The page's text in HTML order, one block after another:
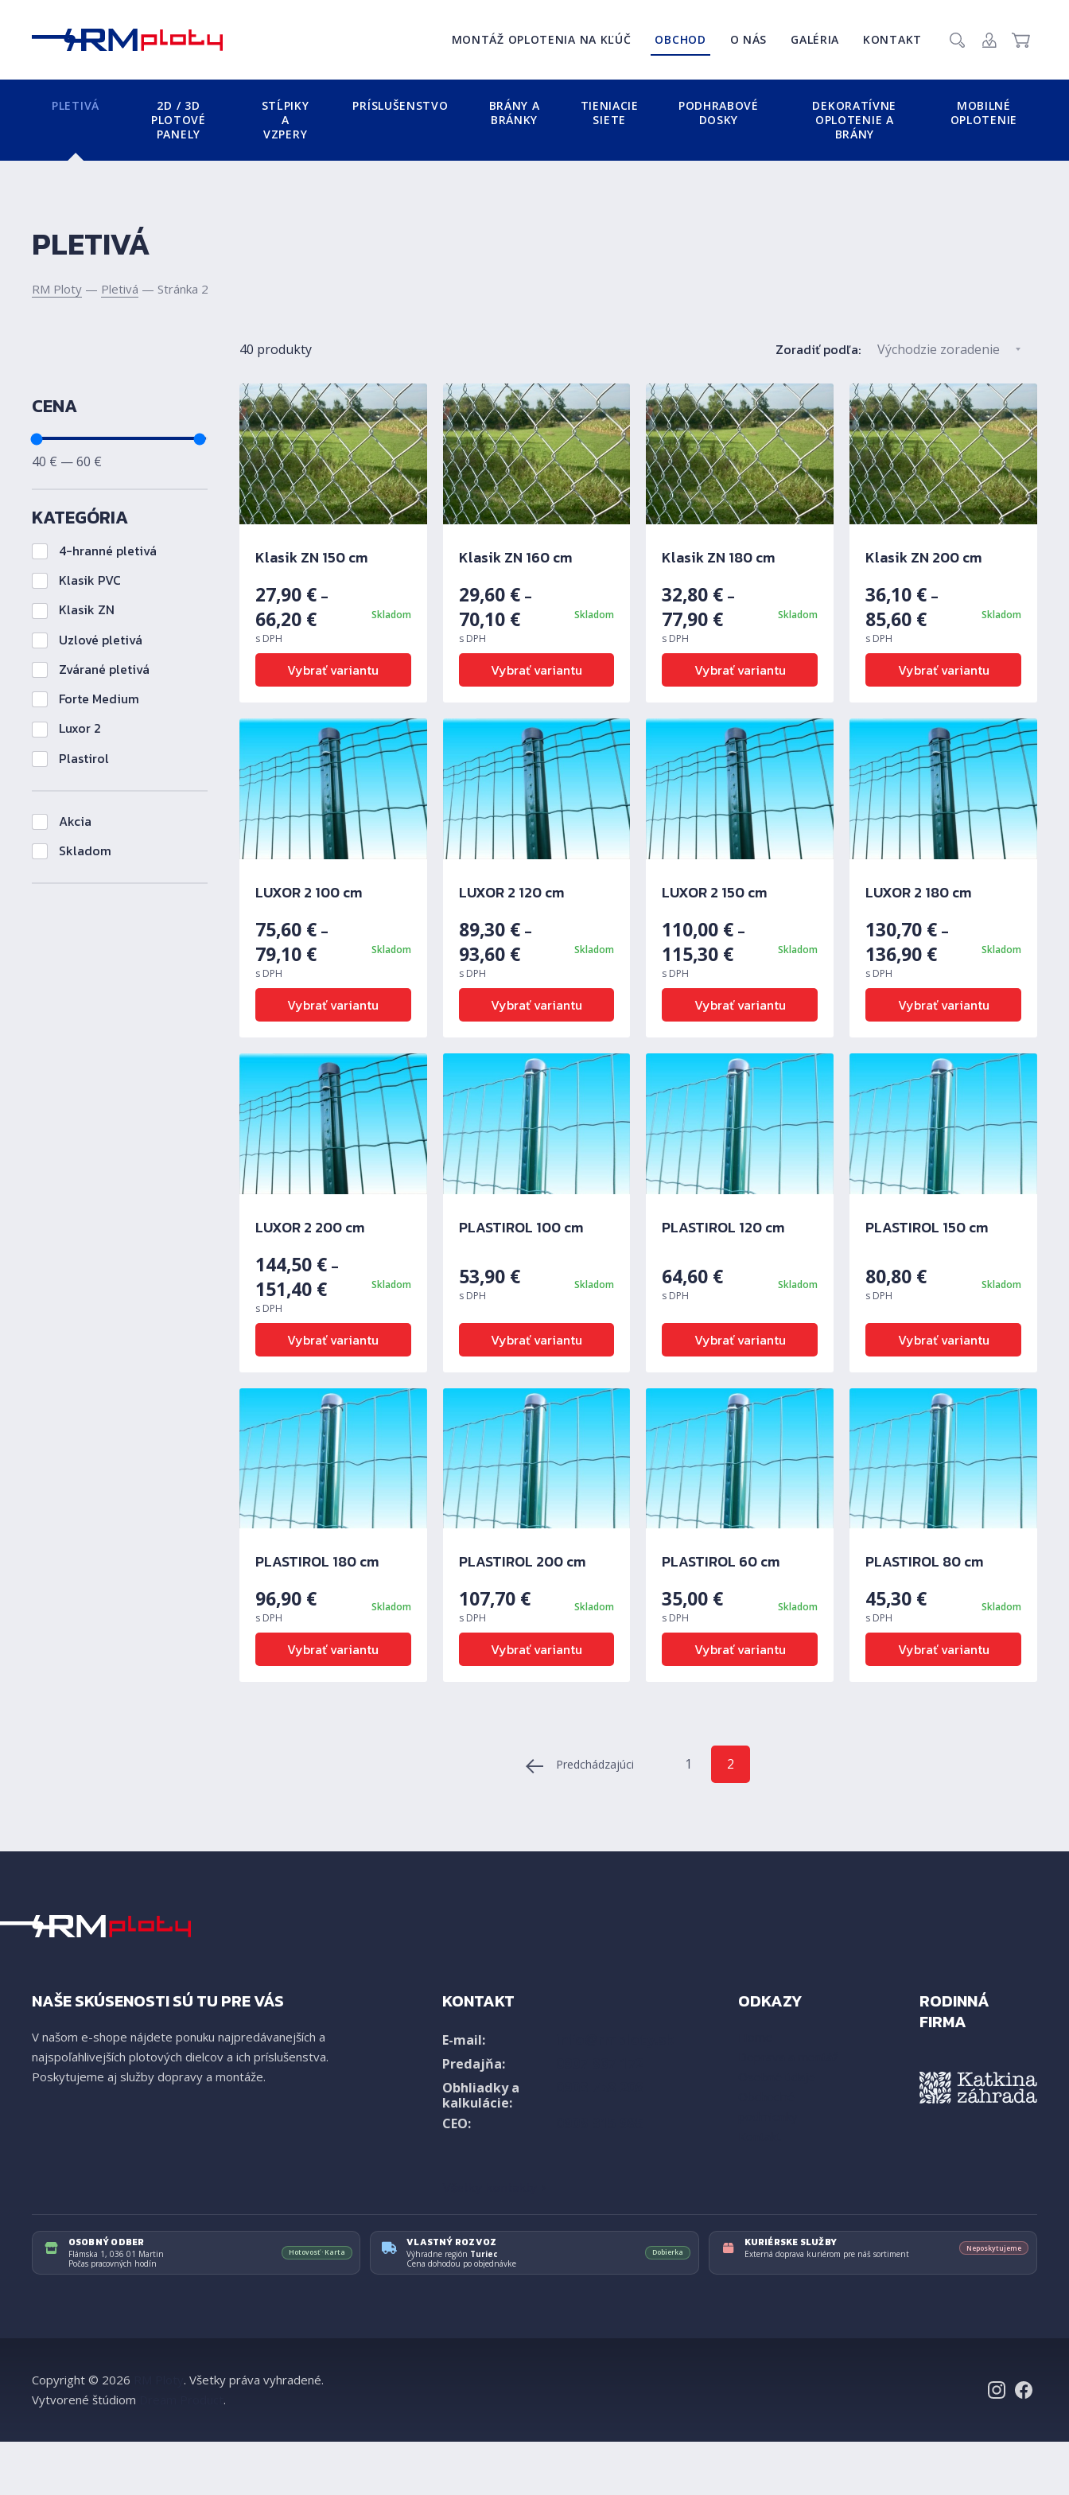
MONTÁŽ OPLOTENIA NA KĽÚČ OBCHOD O NÁS GALÉRIA KONTAKT VyhľadaťPrihlásenie /
Košík
PLETIVÁ
2D / 3D
PLOTOVÉ
PANELY
STĹPIKY
A
VZPERY
PRÍSLUŠENSTVO
BRÁNY A
BRÁNKY
TIENIACIE
SIETE
PODHRABOVÉ
DOSKY
DEKORATÍVNE
OPLOTENIE A
BRÁNY
MOBILNÉ
OPLOTENIE
PLETIVÁ
RM Ploty — Pletivá — Stránka 2
Filtrovanie produktov podľa
CENA
Minimálna cena
Maximálna cena
40 € —60 €
KATEGÓRIA
4-hranné pletivá
Klasik PVC
Klasik ZN
Uzlové pletivá
Zvárané pletivá
Forte Medium
Luxor 2
Plastirol
Akcia
Skladom
40 produkty Zoradiť podľa:
Klasik ZN 150 cm
27,90 €–
66,20 €
s DPH
Skladom
Vybrať variantu
Klasik ZN 160 cm
29,60 €–
70,10 €
s DPH
Skladom
Vybrať variantu
Klasik ZN 180 cm
32,80 € –
77,90 €
s DPH
Skladom
Vybrať variantu
Klasik ZN 200 cm
36,10 € –
85,60 €
s DPH
Skladom
Vybrať variantu
LUXOR 2 100 cm
75,60 €–
79,10 €
s DPH
Skladom
Vybrať variantu
LUXOR 2 120 cm
89,30 €–
93,60 €
s DPH
Skladom
Vybrať variantu
LUXOR 2 150 cm
110,00 € –
115,30 €
s DPH
Skladom
Vybrať variantu
LUXOR 2 180 cm
130,70 € –
136,90 €
s DPH
Skladom
Vybrať variantu
LUXOR 2 200 cm
144,50 €–
151,40 €
s DPH
Skladom
Vybrať variantu
PLASTIROL 100 cm
53,90 €
s DPH
Skladom
Vybrať variantu
PLASTIROL 120 cm
64,60 €
s DPH
Skladom
Vybrať variantu
PLASTIROL 150 cm
80,80 €
s DPH
Skladom
Vybrať variantu
PLASTIROL 180 cm
96,90 €
s DPH
Skladom
Vybrať variantu
PLASTIROL 200 cm
107,70 €
s DPH
Skladom
Vybrať variantu
PLASTIROL 60 cm
35,00 €
s DPH
Skladom
Vybrať variantu
PLASTIROL 80 cm
45,30 €
s DPH
Skladom
Vybrať variantu
Predchádzajúci 1 2
NAŠE SKÚSENOSTI SÚ TU PRE VÁS
V našom e-shope nájdete ponuku najpredávanejších a
najspoľahlivejších plotových dielcov a ich príslušenstva.
Poskytujeme aj služby dopravy a montáže.
KONTAKT
E-mail:
Predajňa:
Obhliadky a
kalkulácie:
CEO:
ODKAZY
RODINNÁ
FIRMA
OSOBNÝ ODBER
Flámska 1, 036 01 Martin
Počas pracovných hodín
Hotovosť · Karta
VLASTNÝ ROZVOZ
Výhradne región Turiec
Cena dohodou po objednávke
Dobierka
KURIÉRSKE SLUŽBY
Externá doprava kuriérom pre náš sortiment
Neposkytujeme
Copyright © 2026 . Všetky práva vyhradené.
Vytvorené štúdiom
.